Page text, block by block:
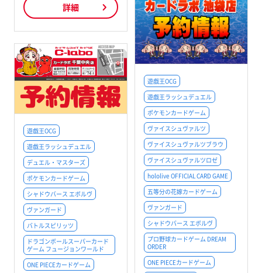
詳細
遊戯王OCG
遊戯王ラッシュデュエル
ポケモンカードゲーム
ヴァイスシュヴァルツ
ヴァイスシュヴァルツブラウ
ヴァイスシュヴァルツロゼ
hololive OFFICIAL CARD GAME
五等分の花嫁カードゲーム
ヴァンガード
シャドウバース エボルヴ
プロ野球カードゲーム DREAM
ORDER
ONE PIECEカードゲーム
遊戯王OCG
遊戯王ラッシュデュエル
デュエル・マスターズ
ポケモンカードゲーム
シャドウバース エボルヴ
ヴァンガード
バトルスピリッツ
ドラゴンボールスーパーカード
ゲーム フュージョンワールド
ONE PIECEカードゲーム